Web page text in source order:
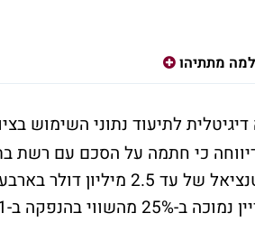
מתתיהו
לתיעוד נתוני השימוש
בארה״ב, המונה כ-11 בתי חולים, עם